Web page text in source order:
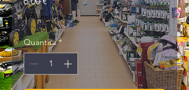
IVA inclusa
Quantità *